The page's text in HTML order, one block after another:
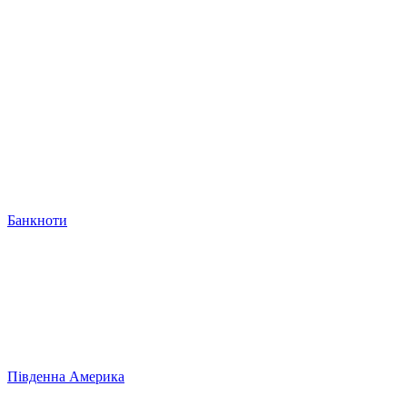
Банкноти
Південна Америка